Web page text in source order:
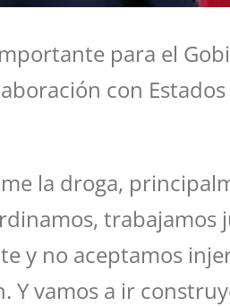
para el
con
la droga,
y no aceptamos
vamos a ir